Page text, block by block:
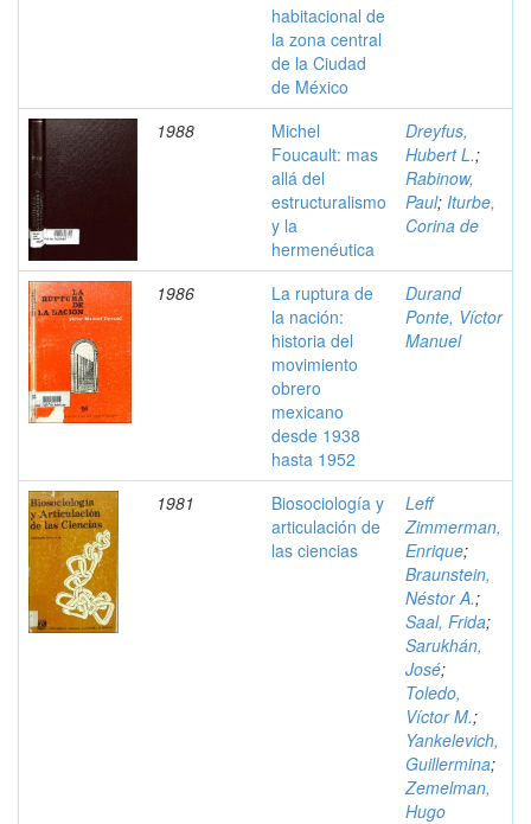
habitacional de
la zona central
de la Ciudad
de México
1988
Michel
Foucault: mas
allá del
estructuralismo
y la
hermenéutica
Dreyfus,
Hubert L.;
Rabinow,
Paul; Iturbe,
Corina de
1986
La ruptura de
la nación:
historia del
movimiento
obrero
mexicano
desde 1938
hasta 1952
Durand
Ponte, Víctor
Manuel
1981
Biosociología y
articulación de
las ciencias
Leff
Zimmerman,
Enrique;
Braunstein,
Néstor A.;
Saal, Frida;
Sarukhán,
José;
Toledo,
Víctor M.;
Yankelevich,
Guillermina;
Zemelman,
Hugo